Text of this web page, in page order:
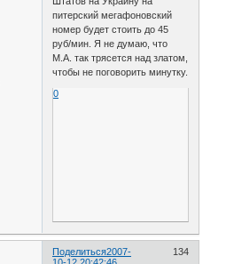
питерский мегафоновский
номер будет стоить до 45
руб/мин. Я не думаю, что
М.А. так трясется над златом,
чтобы не поговорить минутку.
0
Поделиться 134
2007-
10-12 20:42:46